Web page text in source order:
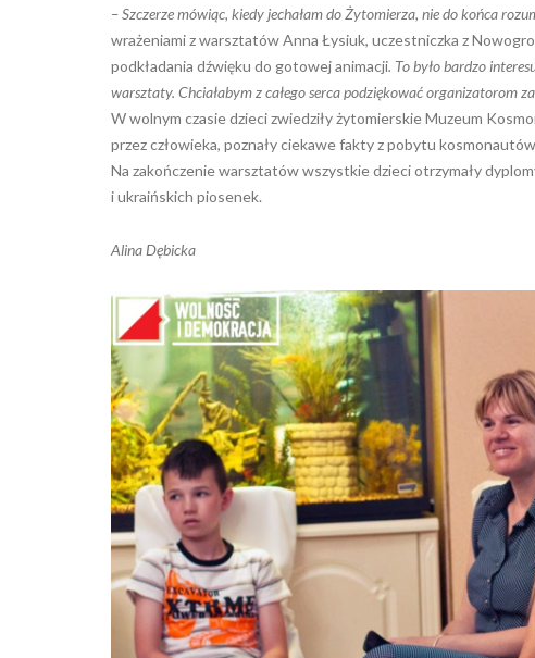
– Szczerze mówiąc, kiedy jechałam do Żytomierza, nie do końca
wrażeniami z warsztatów Anna Łysiuk, uczestniczka z
podkładania dźwięku do gotowej animacji. To było bardzo
warsztaty. Chciałabym z całego serca podziękować organizatorom
W wolnym czasie dzieci zwiedziły żytomierskie Muzeum
przez człowieka, poznały ciekawe fakty z pobytu
Na zakończenie warsztatów wszystkie dzieci otrzymały
i ukraińskich piosenek.
Alina Dębicka